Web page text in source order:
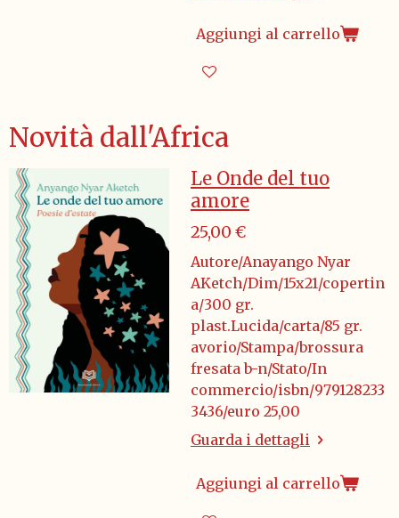
Aggiungi al carrello
Novità dall'Africa
Le Onde del tuo
amore
25,00 €
Autore/Anayango Nyar
AKetch/Dim/15x21/copertin
a/300 gr.
plast.Lucida/carta/85 gr.
avorio/Stampa/brossura
fresata b-n/Stato/In
commercio/isbn/979128233
3436/euro 25,00
Guarda i dettagli
Aggiungi al carrello